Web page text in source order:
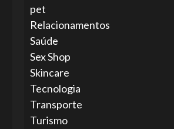
pet
Relacionamentos
Saúde
Sex Shop
Skincare
Tecnologia
Transporte
Turismo